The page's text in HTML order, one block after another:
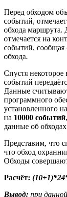
Перед обходом
событий,
обхода маршрута.
отмечается на
событий, сообщая
обхода.
Спустя некоторое
событий
Данные
программного
установленного
на 10000 событий
данные об
Представим, что
что обход
Обходы
Расчёт:
Вывод: при